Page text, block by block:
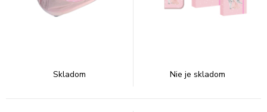
Skladom Nie je skladom